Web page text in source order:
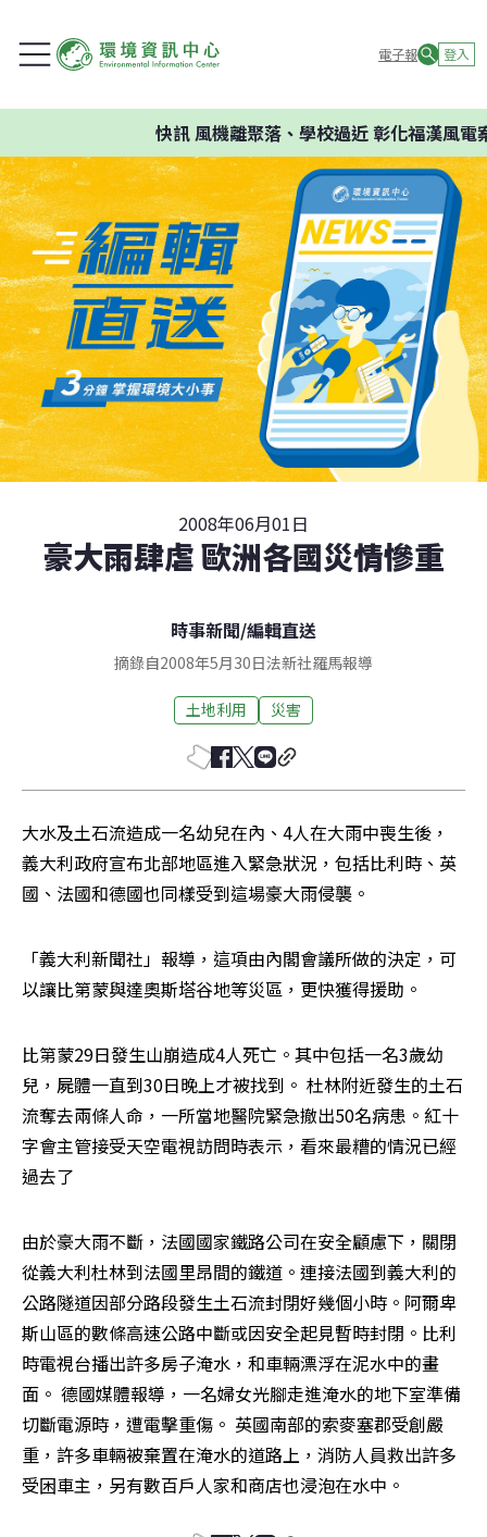
電子報 登入
快訊風機離聚落、學校過近 彰化福漢風電案
2008年06月01日
豪大雨肆虐 歐洲各國災情慘重
時事新聞/編輯直送
摘錄自2008年5月30日法新社羅馬報導
土地利用 災害
大水及土石流造成一名幼兒在內、4人在大雨中喪生後，
義大利政府宣布北部地區進入緊急狀況，包括比利時、英
國、法國和德國也同樣受到這場豪大雨侵襲。
「義大利新聞社」報導，這項由內閣會議所做的決定，可
以讓比第蒙與達奧斯塔谷地等災區，更快獲得援助。
比第蒙29日發生山崩造成4人死亡。其中包括一名3歲幼
兒，屍體一直到30日晚上才被找到。 杜林附近發生的土石
流奪去兩條人命，一所當地醫院緊急撤出50名病患。紅十
字會主管接受天空電視訪問時表示，看來最糟的情況已經
過去了
由於豪大雨不斷，法國國家鐵路公司在安全顧慮下，關閉
從義大利杜林到法國里昂間的鐵道。連接法國到義大利的
公路隧道因部分路段發生土石流封閉好幾個小時。阿爾卑
斯山區的數條高速公路中斷或因安全起見暫時封閉。比利
時電視台播出許多房子淹水，和車輛漂浮在泥水中的畫
面。 德國媒體報導，一名婦女光腳走進淹水的地下室準備
切斷電源時，遭電擊重傷。 英國南部的索麥塞郡受創嚴
重，許多車輛被棄置在淹水的道路上，消防人員救出許多
受困車主，另有數百戶人家和商店也浸泡在水中。